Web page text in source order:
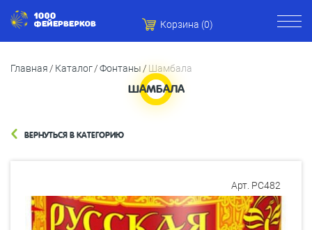
Корзина (0)
Главная Каталог Фонтаны Шамбала
ШАМБАЛА
ВЕРНУТЬСЯ В КАТЕГОРИЮ
Арт. РС482